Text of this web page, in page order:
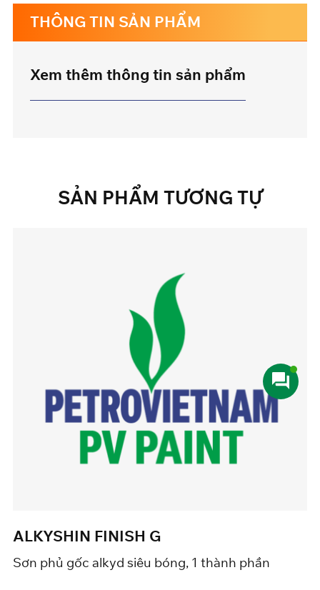
THÔNG TIN SẢN PHẨM
Xem thêm thông tin sản phẩm
SẢN PHẨM TƯƠNG TỰ
FINISH G
gốc alkyd siêu bóng, 1 thành phần